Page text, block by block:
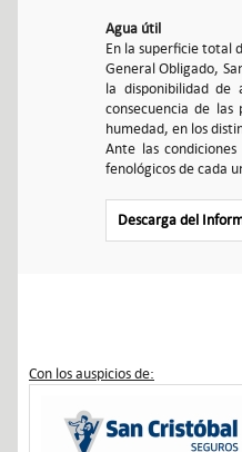
Agua útil
En la superficie total
General Obligado,
la disponibilidad
consecuencia de
humedad, en los
Ante las
fenológicos de cada
Descarga del
Con los auspicios de: